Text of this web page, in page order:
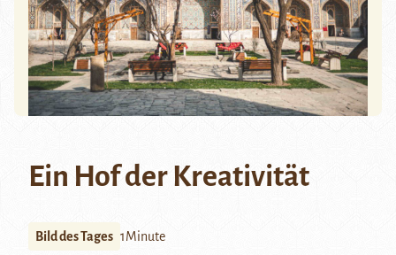
Ein Hof der Kreativität
Bild des Tages 1Minute